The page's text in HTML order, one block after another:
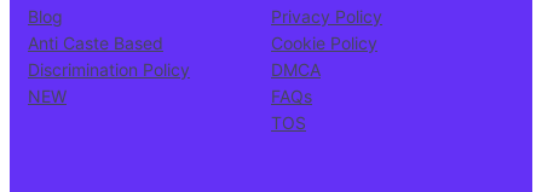
Blog
Anti Caste Based
Discrimination Policy
NEW
Privacy Policy
Cookie Policy
DMCA
FAQs
TOS